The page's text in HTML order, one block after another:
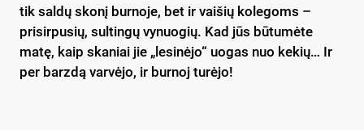
tik saldų skonį burnoje, bet ir vaišių kolegoms –
prisirpusių, sultingų vynuogių. Kad jūs būtumėte
matę, kaip skaniai jie „lesinėjo“ uogas nuo kekių… Ir
per barzdą varvėjo, ir burnoj turėjo!